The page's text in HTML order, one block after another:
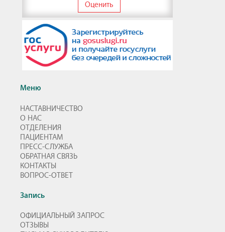
Оценить
Меню
НАСТАВНИЧЕСТВО
О НАС
ОТДЕЛЕНИЯ
ПАЦИЕНТАМ
ПРЕСС-СЛУЖБА
ОБРАТНАЯ СВЯЗЬ
КОНТАКТЫ
ВОПРОС-ОТВЕТ
Запись
ОФИЦИАЛЬНЫЙ ЗАПРОС
ОТЗЫВЫ